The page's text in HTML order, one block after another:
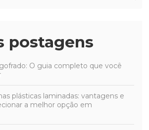
postagens
O guia completo que você
plásticas laminadas: vantagens e
a melhor opção em